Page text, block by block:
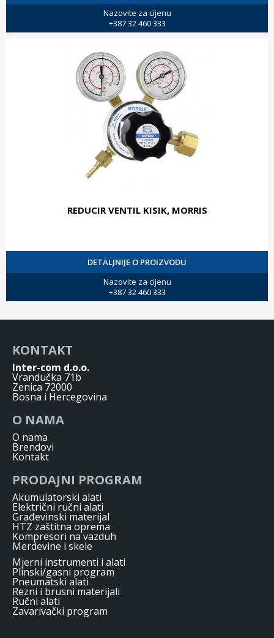
Nazovite za cijenu
+387 32 460 333
REDUCIR VENTIL KISIK, MORRIS
DETALJNIJE O PROIZVODU
Nazovite za cijenu
+387 32 460 333
KONTAKT
Inter-com d.o.o.
Vrandučka 71b
Zenica 72000
Bosna i Hercegovina
O NAMA
O nama
Brendovi
Kontakt
PRODAJNI PROGRAM
Akumulatorski alati
Električni ručni alati
Građevinski materijal
HTZ zaštitna oprema
Kompresori na vazduh
Merdevine i skele
Mjerni instrumenti i alati
Plinski/gasni program
Pneumatski alati
Rezni i brusni materijali
Ručni alati
Zavarivački program